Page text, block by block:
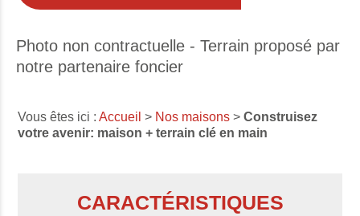
Photo non contractuelle - Terrain proposé par
notre partenaire foncier
Vous êtes ici :Accueil > Nos maisons >Construisez
votre avenir: maison + terrain clé en main
CARACTÉRISTIQUES